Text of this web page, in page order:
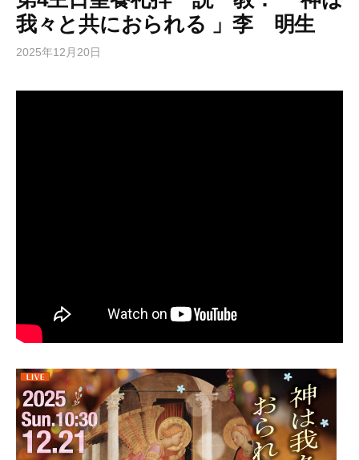
我々と共におられる 」李 明生
2025年12月20日